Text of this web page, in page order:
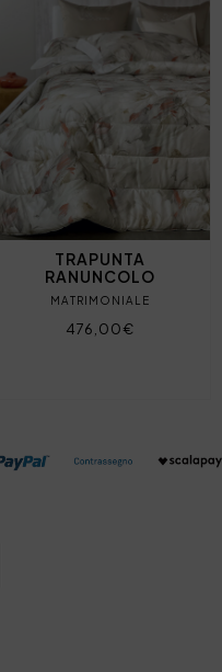
TRAPUNTA
RANUNCOLO
MATRIMONIALE
476,00€